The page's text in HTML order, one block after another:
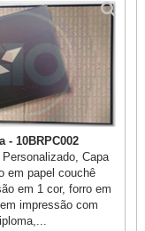
- 10BRPC002
Capa
em papel couchê
em 1 cor, forro em
impressão com